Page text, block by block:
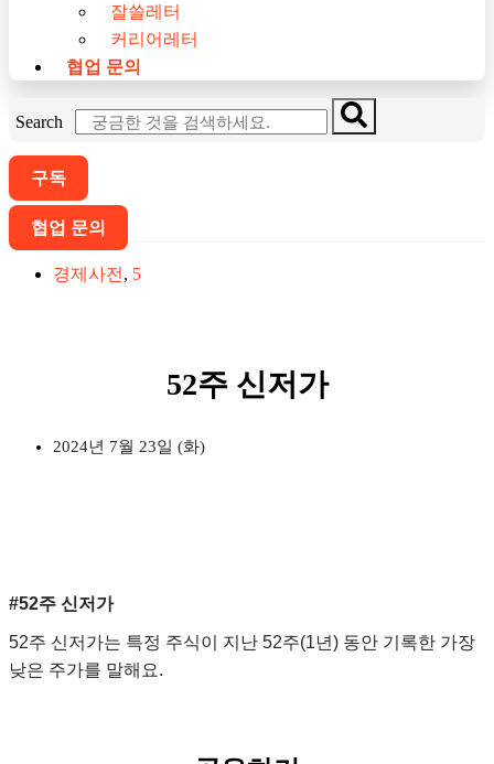
잘쓸레터
커리어레터
협업 문의
Search
구독
협업 문의
경제사전 , 5
52주 신저가
2024년 7월 23일 (화)
#52주 신저가
52주 신저가는 특정 주식이 지난 52주(1년) 동안 기록한 가장
낮은 주가를 말해요.